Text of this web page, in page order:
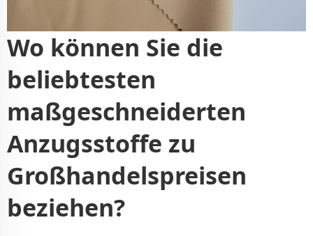
Wo können Sie die
beliebtesten
maßgeschneiderten
Anzugsstoffe zu
Großhandelspreisen
beziehen?